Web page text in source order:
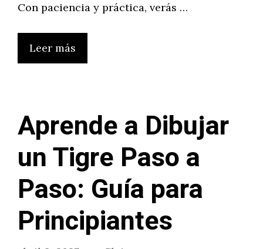
Con paciencia y práctica, verás …
Leer más
Aprende a Dibujar
un Tigre Paso a
Paso: Guía para
Principiantes